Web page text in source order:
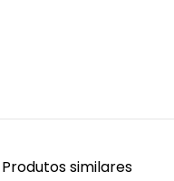
Produtos similares